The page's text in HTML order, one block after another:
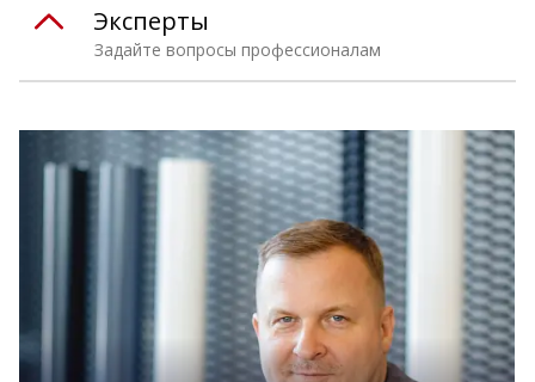
Задайте вопросы профессионалам
Эксперты